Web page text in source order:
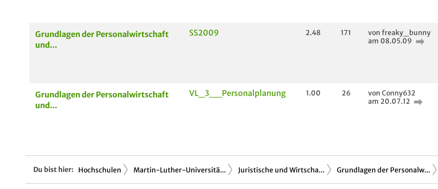
Grundlagen der Personalwirtschaft
und...
SS2009 2.48 171
von freaky_bunny
am 08.05.09
Grundlagen der Personalwirtschaft
und...
VL_3__Personalplanung 1.00 26
von Conny632
am 20.07.12
Du bist hier: Hochschulen Martin-Luther-Universitä... Juristische und Wirtscha... Grundlagen der Personalw...